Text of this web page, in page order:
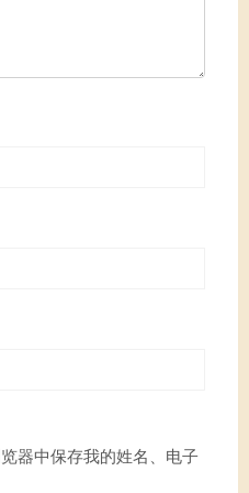
器中保存我的姓名、电子